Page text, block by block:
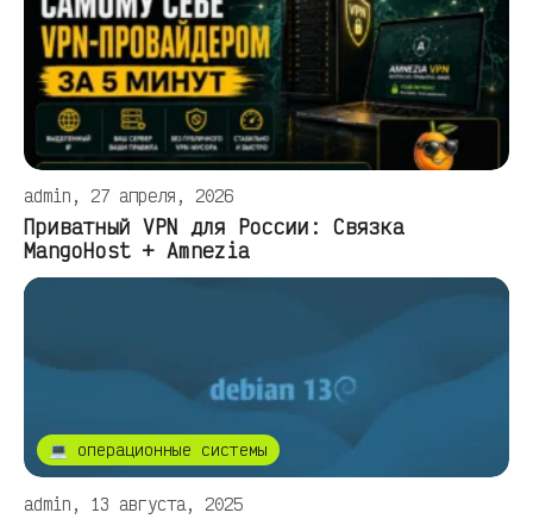
admin, 27 апреля, 2026
Приватный VPN для России: Связка
MangoHost + Amnezia
💻 операционные системы
admin, 13 августа, 2025